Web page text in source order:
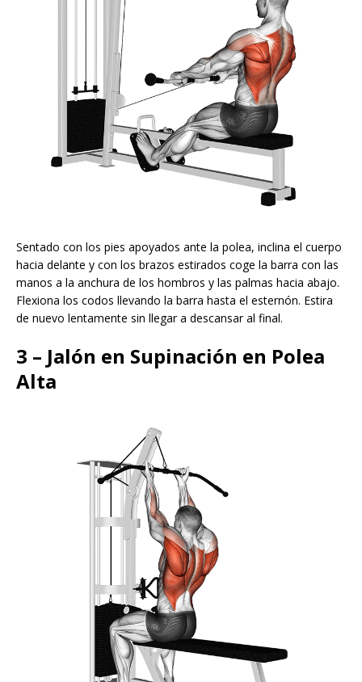
Sentado con los pies apoyados ante la polea, inclina el cuerpo
hacia delante y con los brazos estirados coge la barra con las
manos a la anchura de los hombros y las palmas hacia abajo.
Flexiona los codos llevando la barra hasta el esternón. Estira
de nuevo lentamente sin llegar a descansar al final.
3 – Jalón en Supinación en Polea
Alta